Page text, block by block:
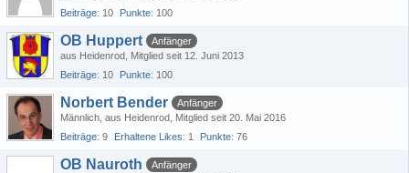
Beiträge 10 Punkte 100
OB Huppert
Anfänger
aus Heidenrod Mitglied seit 12. Juni 2013
Beiträge 10 Punkte 100
Norbert Bender
Anfänger
Männlich aus Heidenrod Mitglied seit 20. Mai 2016
Beiträge 9 Erhaltene Likes 1 Punkte 76
OB Nauroth
Anfänger